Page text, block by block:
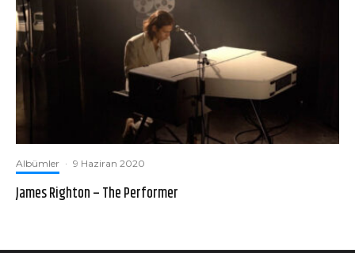
Albümler · 9 Haziran 2020
James Righton – The Performer